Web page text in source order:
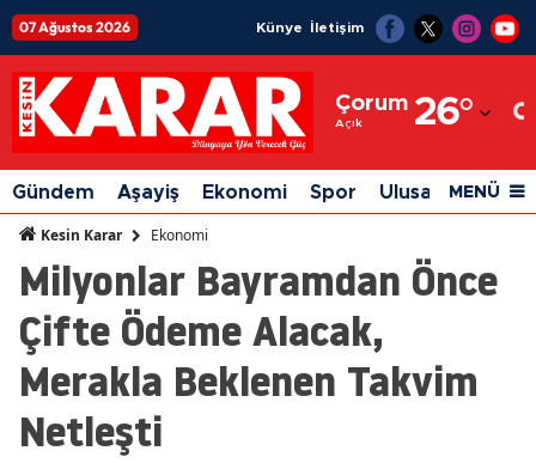
07 Ağustos 2026 Künye İletişim
Çorum
Açık 26°
Adıyaman
Afyonkarahisar
Ağrı
Amasya
Ankara
Antalya
Gündem Aşayiş Ekonomi Spor Ulusal Siyaset
MENÜ
Kesin Karar Ekonomi
Milyonlar Bayramdan Önce
Çifte Ödeme Alacak,
Merakla Beklenen Takvim
Netleşti